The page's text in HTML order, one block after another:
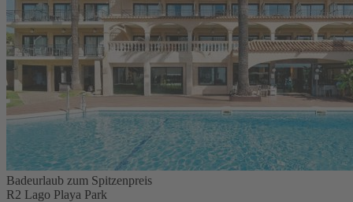
Badeurlaub zum Spitzenpreis
R2 Lago Playa Park